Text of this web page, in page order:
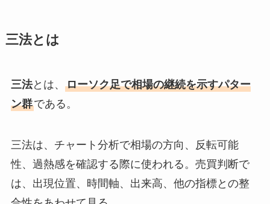
三法とは
三法とは、 ローソク足で相場の継続を示すパター
ン群である。
三法は、チャート分析で相場の方向、反転可能
性、過熱感を確認する際に使われる。売買判断で
は、出現位置、時間軸、出来高、他の指標との整